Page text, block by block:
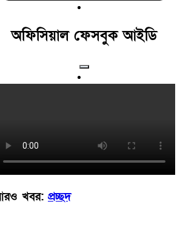
অফিসিয়াল ফেসবুক আইডি
খবর: প্রচ্ছদ